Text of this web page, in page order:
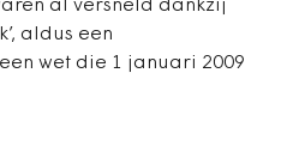
al versneld dankzij
aldus een
wet die 1 januari 2009